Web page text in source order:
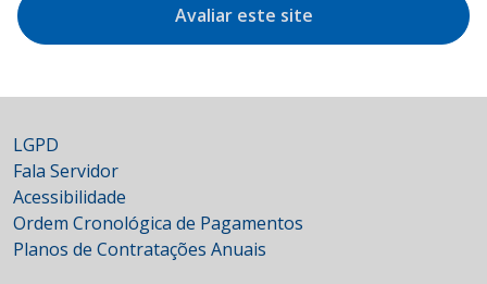
Avaliar este site
LGPD
Fala Servidor
Acessibilidade
Ordem Cronológica de Pagamentos
Planos de Contratações Anuais